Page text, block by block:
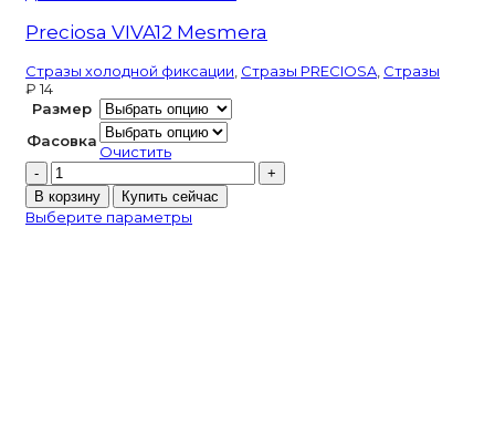
Preciosa VIVA12 Mesmera
Стразы холодной фиксации Стразы PRECIOSA Стразы
₽ 14
Размер
Фасовка
Очистить
Количество
товара
Preciosa
VIVA12
В корзину Купить сейчас
Выберите параметры